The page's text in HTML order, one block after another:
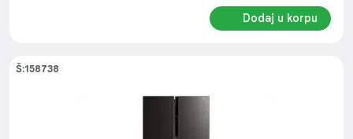
Dodaj u korpu
Š:158738